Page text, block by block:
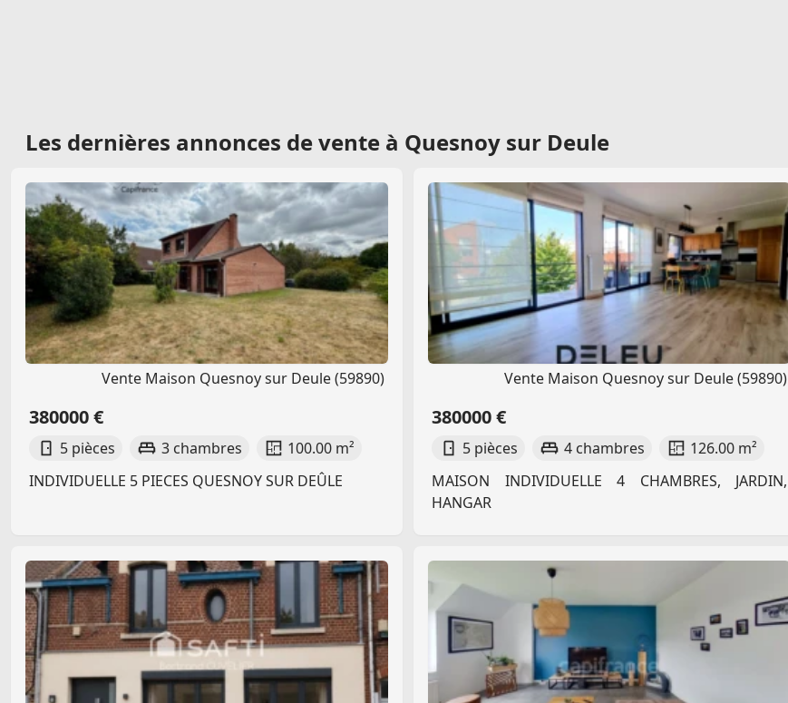
Les dernières annonces de vente à Quesnoy sur Deule
Vente Maison Quesnoy sur Deule (59890)
380000 €
5 pièces 3 chambres
100.00 m²
INDIVIDUELLE 5 PIECES QUESNOY SUR DEÛLE
Vente Maison Quesnoy sur Deule (59890)
380000 €
5 pièces 4 chambres
126.00 m²
MAISON INDIVIDUELLE 4 CHAMBRES, JARDIN,
HANGAR